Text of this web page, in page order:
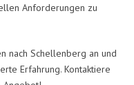
Anforderungen zu
nach Schellenberg an und
Erfahrung. Kontaktiere